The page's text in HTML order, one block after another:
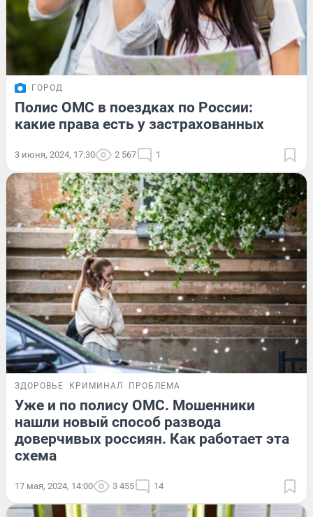
ГОРОД
Полис ОМС в поездках по России:
какие права есть у застрахованных
3 июня, 2024, 17:30 2 567 1
ЗДОРОВЬЕ КРИМИНАЛ ПРОБЛЕМА
Уже и по полису ОМС. Мошенники
нашли новый способ развода
доверчивых россиян. Как работает эта
схема
17 мая, 2024, 14:00 3 455 14